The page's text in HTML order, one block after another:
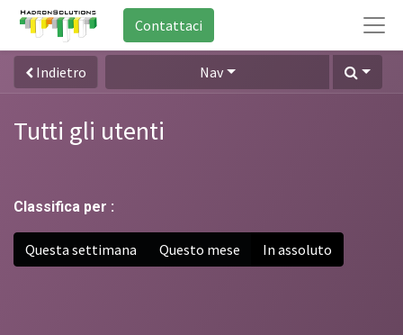
Contattaci
Indietro Nav
Tutti gli utenti
Classifica per :
Questa settimana Questo mese In assoluto